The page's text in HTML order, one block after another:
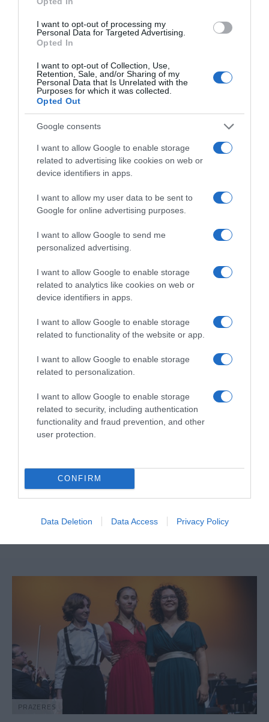
I want to opt-out of processing my
Personal Data for Targeted Advertising.
Opted In
I want to opt-out of Collection, Use,
Retention, Sale, and/or Sharing of my
Personal Data that Is Unrelated with the
Purposes for which it was collected.
Opted Out
Google consents
I want to allow Google to enable storage
related to advertising like cookies on web or
device identifiers in apps.
I want to allow my user data to be sent to
Google for online advertising purposes.
I want to allow Google to send me
personalized advertising.
I want to allow Google to enable storage
related to analytics like cookies on web or
device identifiers in apps.
I want to allow Google to enable storage
related to functionality of the website or app.
I want to allow Google to enable storage
related to personalization.
I want to allow Google to enable storage
related to security, including authentication
functionality and fraud prevention, and other
user protection.
CONFIRM
Data Deletion Data Access Privacy Policy
da colecção Savoy Signature
Guerin renova estação no Aeroporto da
Madeira
3 Out 12:07
Savoy inspira-se no 'Mamma Mia!' para
celebrar passagem de ano na Madeira
PRAZERES